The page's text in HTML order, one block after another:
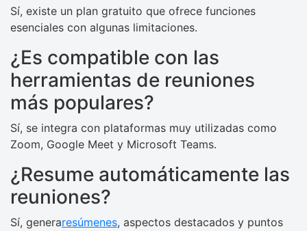
Sí, existe un plan gratuito que ofrece funciones
esenciales con algunas limitaciones.
¿Es compatible con las
herramientas de reuniones
más populares?
Sí, se integra con plataformas muy utilizadas como
Zoom, Google Meet y Microsoft Teams.
¿Resume automáticamente las
reuniones?
Sí, generaresúmenes, aspectos destacados y puntos